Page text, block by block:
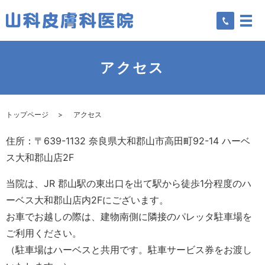
アクセス
トップページ アクセス
住所：〒639-1132 奈良県大和郡山市高田町92-14 ハーベ
ス大和郡山店2F
当院は、JR 郡山駅の東出口を出て駅から徒歩1分程度のハ
ーベス大和郡山店内2Fにございます。
お車でお越しの際は、建物南側に隣接のパレッタ駐車場を
ご利用ください。
（駐車場はハーベスと共用です。駐車サービス券をお渡し